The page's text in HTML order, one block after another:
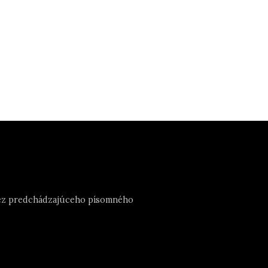
predchádzajúceho písomného